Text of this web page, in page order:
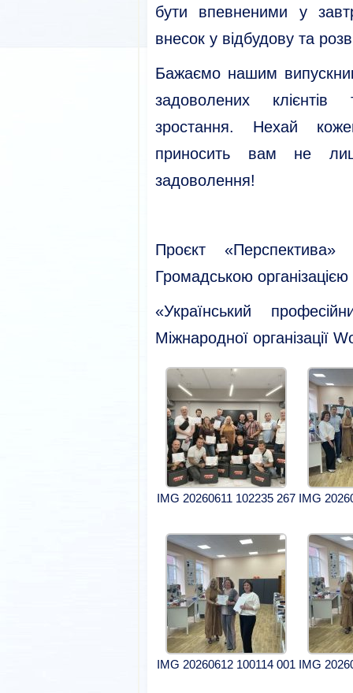
бути впевненими у
внесок у відбудову та
Бажаємо нашим
задоволених клієнтів
зростання. Нехай
приносить вам не
задоволення!
Проєкт «Перспектива»
Громадською організацією
«Український
Міжнародної організації
IMG 20260611 102235 267 IMG
IMG 20260612 100114 001 IMG